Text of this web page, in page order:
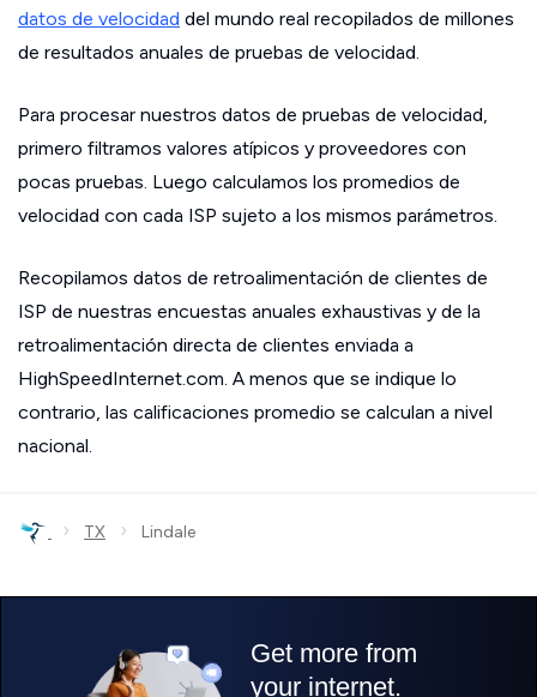
datos de velocidad del mundo real recopilados de millones
de resultados anuales de pruebas de velocidad.
Para procesar nuestros datos de pruebas de velocidad,
primero filtramos valores atípicos y proveedores con
pocas pruebas. Luego calculamos los promedios de
velocidad con cada ISP sujeto a los mismos parámetros.
Recopilamos datos de retroalimentación de clientes de
ISP de nuestras encuestas anuales exhaustivas y de la
retroalimentación directa de clientes enviada a
HighSpeedInternet.com. A menos que se indique lo
contrario, las calificaciones promedio se calculan a nivel
nacional.
› TX › Lindale